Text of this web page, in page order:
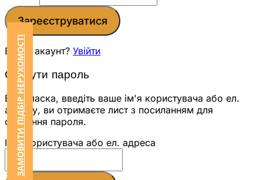
ЗАМОВИТИ ПІДБІР НЕРУХОМОСТІ
Зареєструватися
Вже є акаунт? Увійти
Скинути пароль
Будь ласка, введіть ваше ім'я користувача або ел.
адресу, ви отримаєте лист з посиланням для
скидання пароля.
Ім'я користувача або ел. адреса